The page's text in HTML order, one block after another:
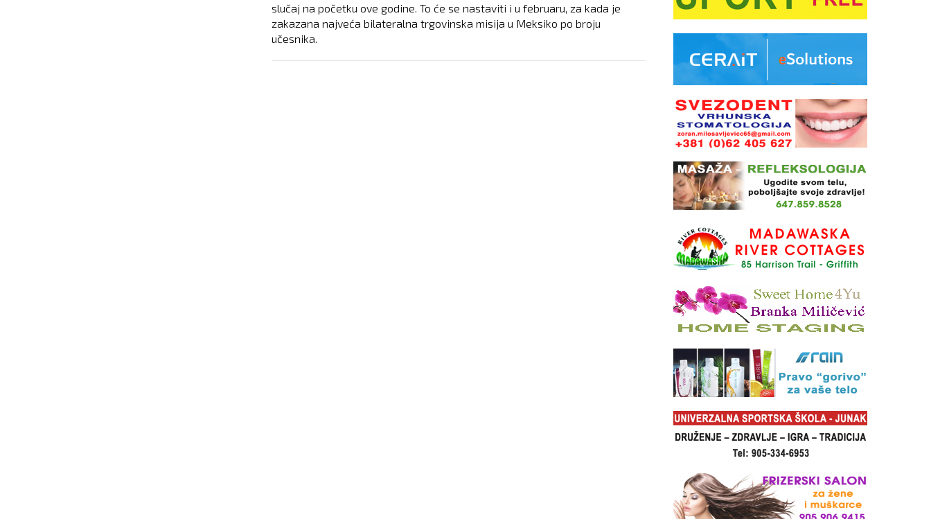
slučaj na početku ove godine. To će se nastaviti i u februaru, za kada je
zakazana najveća bilateralna trgovinska misija u Meksiko po broju
učesnika.